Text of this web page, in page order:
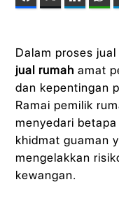
Dalam proses
jual rumah amat
dan kepentingan
Ramai pemilik
menyedari
khidmat guaman
mengelakkan
kewangan.